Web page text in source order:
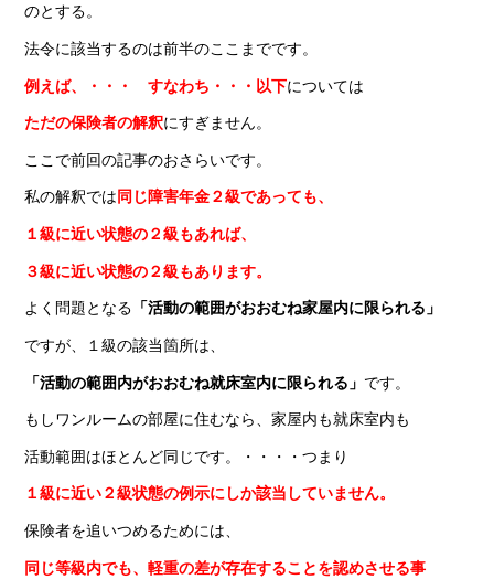
のとする。
法令に該当するのは前半のここまでです。
例えば、・・・
すなわち・・・ 以下については
ただの保険者の解釈にすぎません。
ここで前回の記事のおさらいです。
私の解釈では同じ障害年金２級であっても、
１級に近い状態の２級もあれば、
３級に近い状態の２級もあります。
よく問題となる 「活動の範囲がおおむね家屋内に限られる」
ですが、１級の該当箇所は、
「活動の範囲内がおおむね就床室内に限られる」 です。
もしワンルームの部屋に住むなら、家屋内も就床室内も
活動範囲はほとんど同じです。・・・・つまり
１級に近い２級状態の例示にしか該当していません。
保険者を追いつめるためには、
同じ等級内でも、軽重の差が存在することを認めさせる事